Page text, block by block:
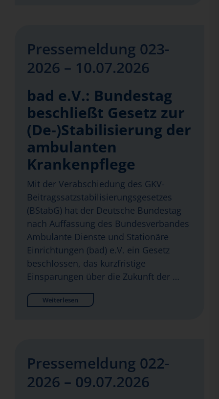
Pressemeldung 023-
2026 – 10.07.2026
bad e.V.: Bundestag
beschließt Gesetz zur
(De-)Stabilisierung der
ambulanten
Krankenpflege
Mit der Verabschiedung des GKV-
Beitragssatzstabilisierungsgesetzes
(BStabG) hat der Deutsche Bundestag
nach Auffassung des Bundesverbandes
Ambulante Dienste und Stationäre
Einrichtungen (bad) e.V. ein Gesetz
beschlossen, das kurzfristige
Einsparungen über die Zukunft der …
Weiterlesen
Pressemeldung 022-
2026 – 09.07.2026